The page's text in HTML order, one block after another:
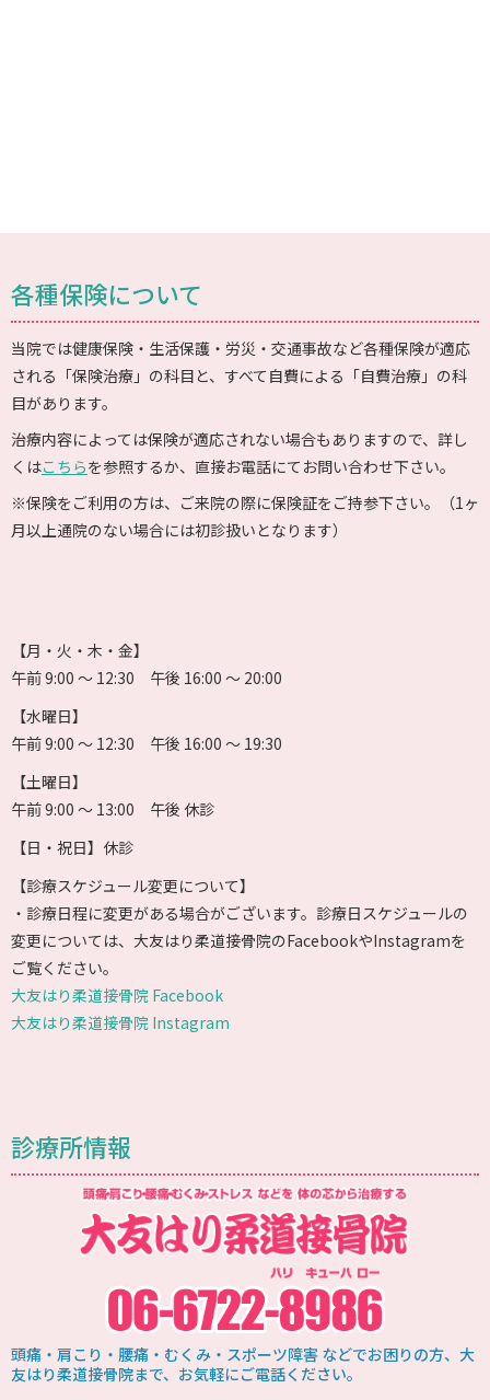
各種保険について
当院では健康保険・生活保護・労災・交通事故など各種保険が適応
される「保険治療」の科目と、すべて自費による「自費治療」の科
目があります。
治療内容によっては保険が適応されない場合もありますので、詳し
くはこちらを参照するか、直接お電話にてお問い合わせ下さい。
※保険をご利用の方は、ご来院の際に保険証をご持参下さい。（1ヶ
月以上通院のない場合には初診扱いとなります）
【月・火・木・金】
午前 9:00 〜 12:30 午後 16:00 〜 20:00
【水曜日】
午前 9:00 〜 12:30 午後 16:00 〜 19:30
【土曜日】
午前 9:00 〜 13:00 午後 休診
【日・祝日】休診
【診療スケジュール変更について】
・診療日程に変更がある場合がございます。診療日スケジュールの
変更については、大友はり柔道接骨院のFacebookやInstagramを
ご覧ください。
大友はり柔道接骨院 Facebook
大友はり柔道接骨院 Instagram
診療所情報
頭痛・肩こり・腰痛・むくみ・スポーツ障害 などでお困りの方、大
友はり柔道接骨院まで、お気軽にご電話ください。